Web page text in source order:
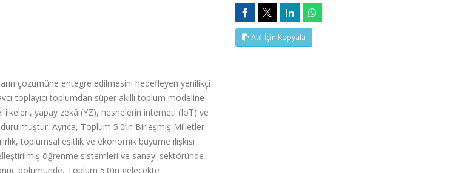
çözümüne entegre edilmesini hedefleyen yenilikçi
toplayıcı toplumdan süper akıllı toplum modeline
ilkeleri, yapay zekâ (YZ), nesnelerin interneti (IoT) ve
Ayrıca, Toplum 5.0’ın Birleşmiş Milletler
toplumsal eşitlik ve ekonomik büyüme ilişkisi
öğrenme sistemleri ve sanayi sektöründe
bölümünde, Toplum 5.0’ın gelecekte
Atıf İçin Kopyala